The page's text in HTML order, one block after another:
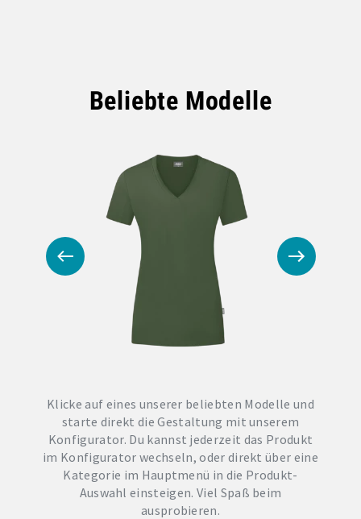
Beliebte Modelle
Klicke auf eines unserer beliebten Modelle und
starte direkt die Gestaltung mit unserem
Konfigurator. Du kannst jederzeit das Produkt
im Konfigurator wechseln, oder direkt über eine
Kategorie im Hauptmenü in die Produkt-
Auswahl einsteigen. Viel Spaß beim
ausprobieren.